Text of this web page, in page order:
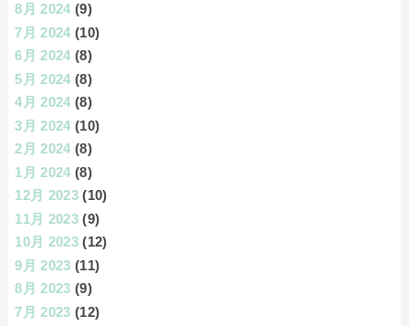
8月 2024 (9)
7月 2024 (10)
6月 2024 (8)
5月 2024 (8)
4月 2024 (8)
3月 2024 (10)
2月 2024 (8)
1月 2024 (8)
12月 2023 (10)
11月 2023 (9)
10月 2023 (12)
9月 2023 (11)
8月 2023 (9)
7月 2023 (12)